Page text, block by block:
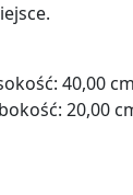
40,00
20,00